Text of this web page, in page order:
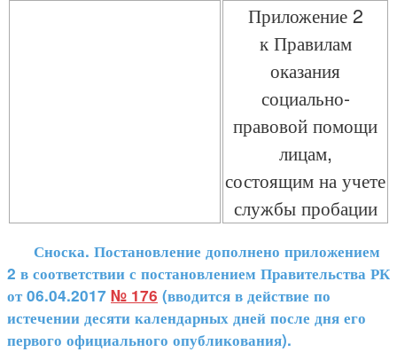
Приложение 2
к Правилам
оказания
социально-
правовой помощи
лицам,
состоящим на учете
службы пробации
Сноска. Постановление дополнено приложением
2 в соответствии с постановлением Правительства РК
от 06.04.2017 № 176 (вводится в действие по
истечении десяти календарных дней после дня его
первого официального опубликования).